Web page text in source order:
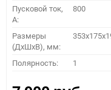
Пусковой ток,
A:
800
Размеры
(ДхШхВ), мм:
Полярность: 1